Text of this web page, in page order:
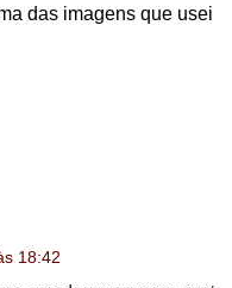
das imagens que usei
18:42